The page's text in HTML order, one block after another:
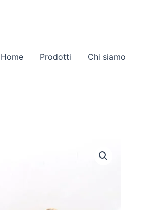
Home Prodotti Chi siamo